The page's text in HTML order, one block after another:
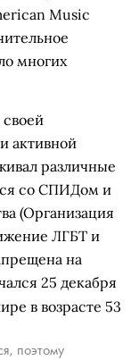
Music
многих
активной
различные
со СПИДом и
(Организация
ЛГБТ и
на
25 декабря
в возрасте 53
поэтому